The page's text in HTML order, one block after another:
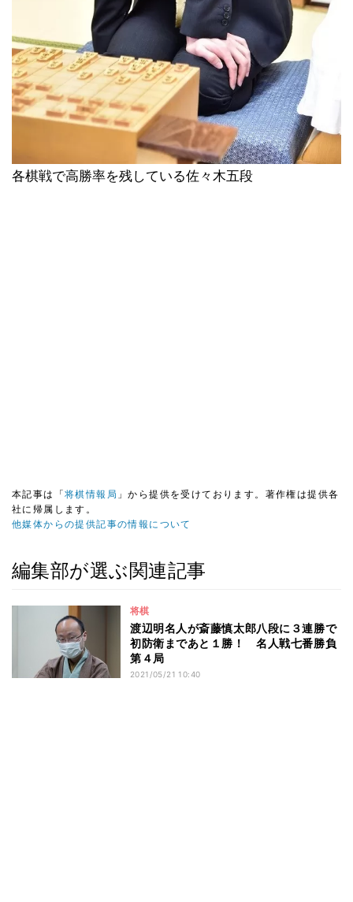
各棋戦で高勝率を残している佐々木五段
本記事は「将棋情報局 」から提供を受けております。著作権は提供各
社に帰属します。
他媒体からの提供記事の情報について
編集部が選ぶ関連記事
将棋
渡辺明名人が斎藤慎太郎八段に３連勝で
初防衛まであと１勝！ 名人戦七番勝負
第４局
2021/05/21 10:40